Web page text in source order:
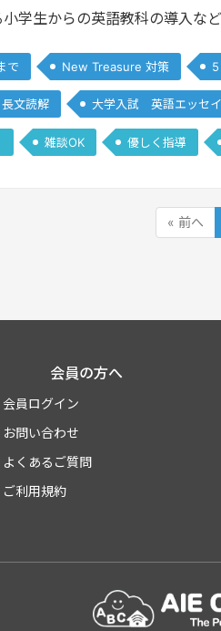
小学生からの英語教科の導入な
で New Treasure 対策
文読解 大学入試 英語エッセイ
雑談OK 優しく指導
« 前へ
会員の方へ
会員ログイン
お問い合わせ
よくあるご質問
ご利用規約